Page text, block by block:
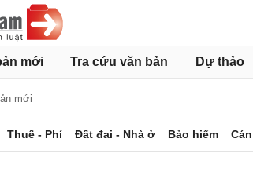
mới Tra cứu văn bản Dự thảo
mới
Thuế - Phí Đất đai - Nhà ở Bảo hiểm